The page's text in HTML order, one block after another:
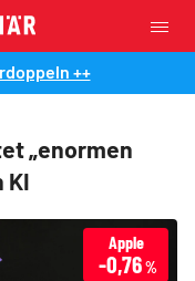
++
„enormen
KI
Apple
-0,76%